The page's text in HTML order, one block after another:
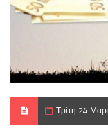
Τρίτη 24